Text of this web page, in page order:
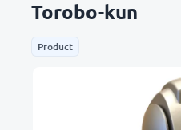
Torobo-kun
Product